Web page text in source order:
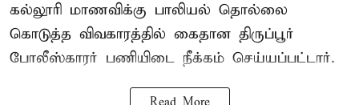
கல்லூரி மாணவிக்கு பாலியல் தொல்லை
கொடுத்த விவகாரத்தில் கைதான திருப்பூர்
போலீஸ்காரர் பணியிடை நீக்கம் செய்யப்பட்டார்.